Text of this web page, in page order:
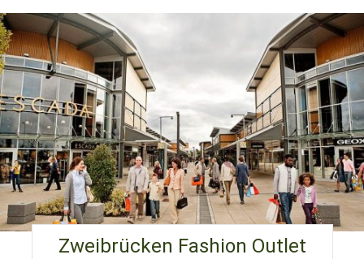
Zweibrücken Fashion Outlet